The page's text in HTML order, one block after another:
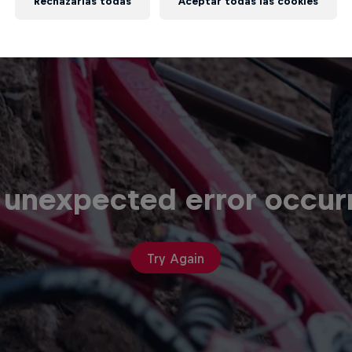
error
Try Again